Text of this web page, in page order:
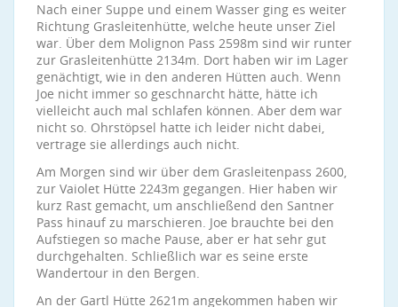
Nach einer Suppe und einem Wasser ging es weiter
Richtung Grasleitenhütte, welche heute unser Ziel
war. Über dem Molignon Pass 2598m sind wir runter
zur Grasleitenhütte 2134m. Dort haben wir im Lager
genächtigt, wie in den anderen Hütten auch. Wenn
Joe nicht immer so geschnarcht hätte, hätte ich
vielleicht auch mal schlafen können. Aber dem war
nicht so. Ohrstöpsel hatte ich leider nicht dabei,
vertrage sie allerdings auch nicht.
Am Morgen sind wir über dem Grasleitenpass 2600,
zur Vaiolet Hütte 2243m gegangen. Hier haben wir
kurz Rast gemacht, um anschließend den Santner
Pass hinauf zu marschieren. Joe brauchte bei den
Aufstiegen so mache Pause, aber er hat sehr gut
durchgehalten. Schließlich war es seine erste
Wandertour in den Bergen.
An der Gartl Hütte 2621m angekommen haben wir